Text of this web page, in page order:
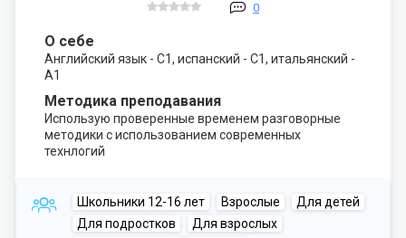
0
О себе
Английский язык - С1, испанский - С1, итальянский -
А1
Методика преподавания
Использую проверенные временем разговорные
методики с использованием современных
технлогий
Школьники 12-16 лет Взрослые
Для детей
Для подростков
Для взрослых